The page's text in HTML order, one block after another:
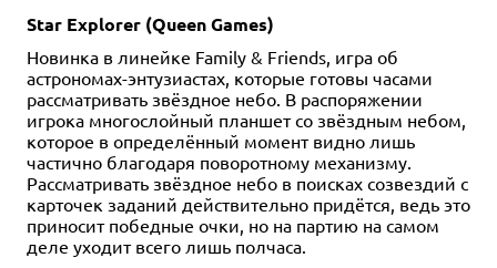
Star Explorer (Queen Games)
Новинка в линейке Family & Friends, игра об
астрономах-энтузиастах, которые готовы часами
рассматривать звёздное небо. В распоряжении
игрока многослойный планшет со звёздным небом,
которое в определённый момент видно лишь
частично благодаря поворотному механизму.
Рассматривать звёздное небо в поисках созвездий с
карточек заданий действительно придётся, ведь это
приносит победные очки, но на партию на самом
деле уходит всего лишь полчаса.